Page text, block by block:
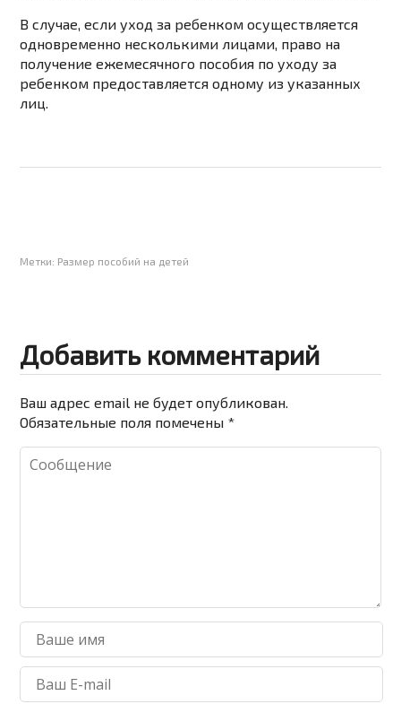
В случае, если уход за ребенком осуществляется
одновременно несколькими лицами, право на
получение ежемесячного пособия по уходу за
ребенком предоставляется одному из указанных
лиц.
Метки: Размер пособий на детей
Добавить комментарий
Ваш адрес email не будет опубликован.
Обязательные поля помечены *